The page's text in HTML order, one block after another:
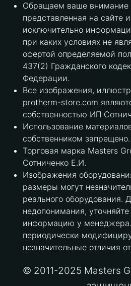
Обращаем ваше внимание
представленная на сайте
исключительно
при каких условиях не
офертой определяемой
437(2) Гражданского
Федерации.
Все изображения,
protherm-store.com
собственностью ИП
Использование
собственником запрещено.
Торговая марка Masters
Сотниченко Е.И.
Изображения
размеры могут
реального оборудования.
недопонимания,
информацию у
периодически
незначительные отличия
© 2011-2025 Masters